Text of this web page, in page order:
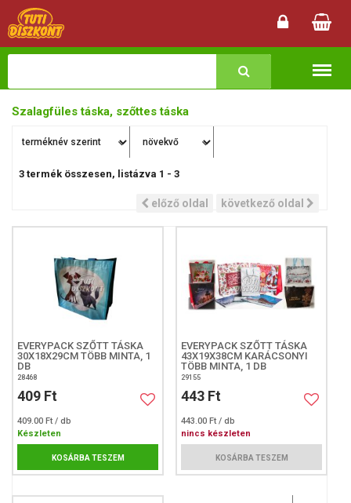
Szalagfüles táska, szőttes táska
3 termék összesen, listázva 1 - 3
előző oldal következő oldal
EVERYPACK SZŐTT TÁSKA
30X18X29CM TÖBB MINTA, 1
DB
28468
409 Ft
409.00 Ft / db
Készleten
KOSÁRBA TESZEM
EVERYPACK SZŐTT TÁSKA
43X19X38CM KARÁCSONYI
TÖBB MINTA, 1 DB
29155
443 Ft
443.00 Ft / db
nincs készleten
KOSÁRBA TESZEM